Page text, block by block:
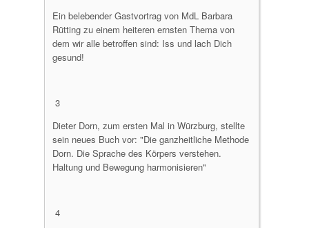
Ein belebender Gastvortrag von MdL Barbara
Rütting zu einem heiteren ernsten Thema von
dem wir alle betroffen sind: Iss und lach Dich
gesund!
3
Dieter Dorn, zum ersten Mal in Würzburg, stellte
sein neues Buch vor: "Die ganzheitliche Methode
Dorn. Die Sprache des Körpers verstehen.
Haltung und Bewegung harmonisieren"
4